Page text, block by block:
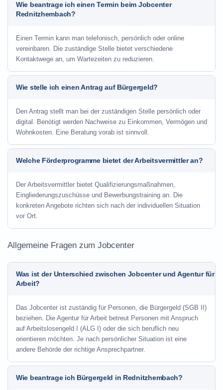
Wie beantrage ich einen Termin beim Jobcenter
Rednitzhembach?
Einen Termin kann man telefonisch, persönlich oder online
vereinbaren. Die zuständige Stelle bietet verschiedene
Kontaktwege an, um Wartezeiten zu reduzieren.
Wie stelle ich einen Antrag auf Bürgergeld?
Den Antrag stellt man bei der zuständigen Stelle persönlich oder
digital. Benötigt werden Nachweise zu Einkommen, Vermögen und
Wohnkosten. Eine Beratung vorab ist sinnvoll.
Welche Förderprogramme bietet der Arbeitsvermittler an?
Der Arbeitsvermittler bietet Qualifizierungsmaßnahmen,
Eingliederungszuschüsse und Bewerbungstraining an. Die
konkreten Angebote richten sich nach der individuellen Situation
vor Ort.
Allgemeine Fragen zum Jobcenter
Was ist der Unterschied zwischen Jobcenter und Agentur für
Arbeit?
Das Jobcenter ist zuständig für Personen, die Bürgergeld (SGB II)
beziehen. Die Agentur für Arbeit betreut Personen mit Anspruch
auf Arbeitslosengeld I (ALG I) oder die sich beruflich neu
orientieren möchten. Je nach persönlicher Situation ist eine
andere Behörde der richtige Ansprechpartner.
Wie beantrage ich Bürgergeld in Rednitzhembach?